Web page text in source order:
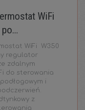
WiFi
WiFi W350
regulator
zdalnym
do sterowania
i
z